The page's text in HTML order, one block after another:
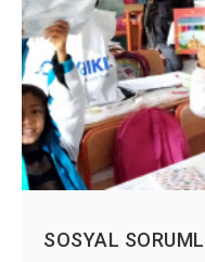
SOSYAL